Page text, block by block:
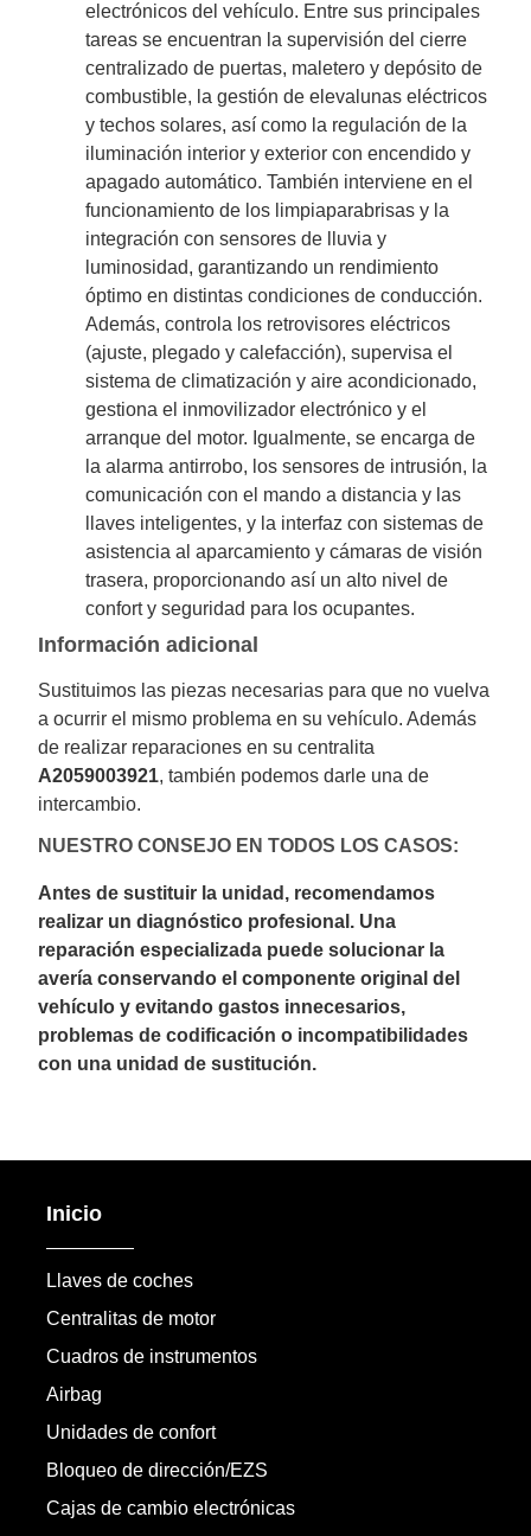
electrónicos del vehículo. Entre sus principales
tareas se encuentran la supervisión del cierre
centralizado de puertas, maletero y depósito de
combustible, la gestión de elevalunas eléctricos
y techos solares, así como la regulación de la
iluminación interior y exterior con encendido y
apagado automático. También interviene en el
funcionamiento de los limpiaparabrisas y la
integración con sensores de lluvia y
luminosidad, garantizando un rendimiento
óptimo en distintas condiciones de conducción.
Además, controla los retrovisores eléctricos
(ajuste, plegado y calefacción), supervisa el
sistema de climatización y aire acondicionado,
gestiona el inmovilizador electrónico y el
arranque del motor. Igualmente, se encarga de
la alarma antirrobo, los sensores de intrusión, la
comunicación con el mando a distancia y las
llaves inteligentes, y la interfaz con sistemas de
asistencia al aparcamiento y cámaras de visión
trasera, proporcionando así un alto nivel de
confort y seguridad para los ocupantes.
Información adicional
Sustituimos las piezas necesarias para que no vuelva
a ocurrir el mismo problema en su vehículo. Además
de realizar reparaciones en su centralita
A2059003921, también podemos darle una de
intercambio.
NUESTRO CONSEJO EN TODOS LOS CASOS:
Antes de sustituir la unidad, recomendamos
realizar un diagnóstico profesional. Una
reparación especializada puede solucionar la
avería conservando el componente original del
vehículo y evitando gastos innecesarios,
problemas de codificación o incompatibilidades
con una unidad de sustitución.
Inicio
Llaves de coches
Centralitas de motor
Cuadros de instrumentos
Airbag
Unidades de confort
Bloqueo de dirección/EZS
Cajas de cambio electrónicas